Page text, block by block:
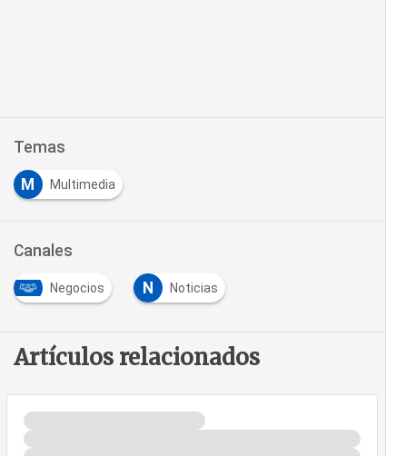
Temas
M Multimedia
Canales
Negocios N Noticias
Artículos relacionados